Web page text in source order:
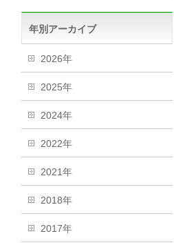
年別アーカイブ
2026年
2025年
2024年
2022年
2021年
2018年
2017年